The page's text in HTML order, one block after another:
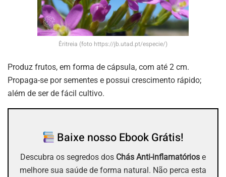
Êritreia (foto https://jb.utad.pt/especie/)
Produz frutos, em forma de cápsula, com até 2 cm.
Propaga-se por sementes e possui crescimento rápido;
além de ser de fácil cultivo.
Baixe nosso Ebook Grátis!
Descubra os segredos dos Chás Anti-inflamatórios e
melhore sua saúde de forma natural. Não perca esta